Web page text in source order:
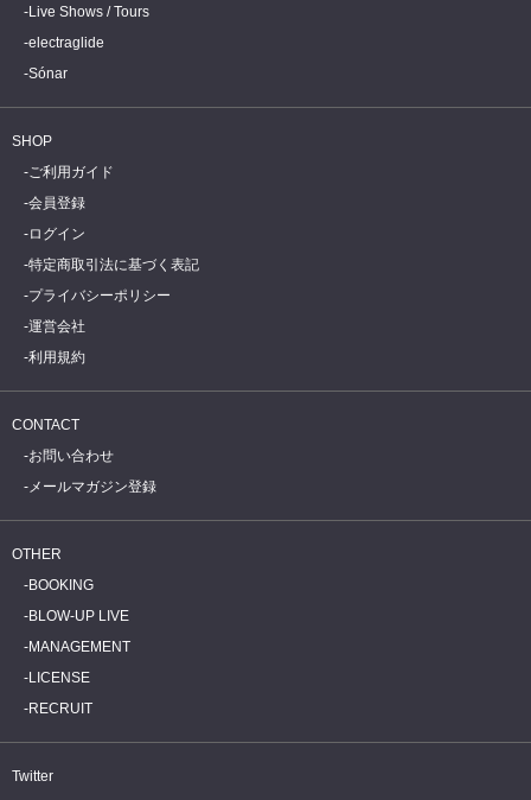
Live Shows / Tours
electraglide
Sónar
SHOP
ご利用ガイド
会員登録
ログイン
特定商取引法に基づく表記
プライバシーポリシー
運営会社
利用規約
CONTACT
お問い合わせ
メールマガジン登録
OTHER
BOOKING
BLOW-UP LIVE
MANAGEMENT
LICENSE
RECRUIT
Twitter